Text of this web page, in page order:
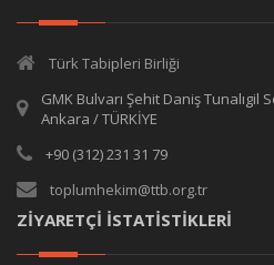
Türk Tabipleri Birliği
GMK Bulvarı Şehit Daniş Tunalıgil
Ankara / TÜRKİYE
+90 (312) 231 31 79
toplumhekim@ttb.org.tr
ZİYARETÇİ İSTATİSTİKLERİ